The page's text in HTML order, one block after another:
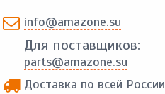
info@amazone.su
Для поставщиков:
parts@amazone.su
Доставка по всей России